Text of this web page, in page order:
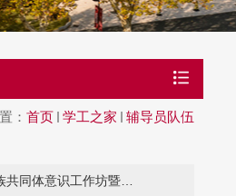
：首页 学工之家 辅导员队伍
共同体意识工作坊暨